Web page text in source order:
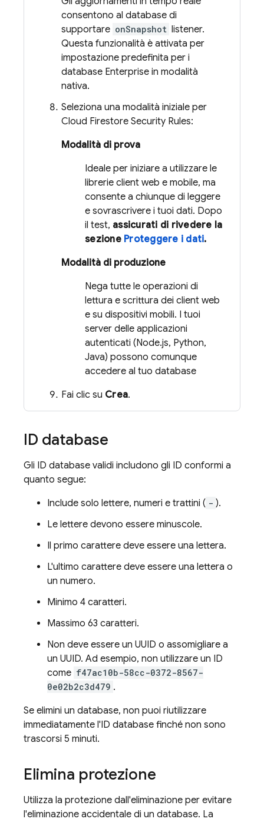
consentono al database di
supportare onSnapshot listener.
Questa funzionalità è attivata per
impostazione predefinita per i
database Enterprise in modalità
nativa.
Seleziona una modalità iniziale per
Cloud Firestore Security Rules:
Modalità di prova
Ideale per iniziare a utilizzare le
librerie client web e mobile, ma
consente a chiunque di leggere
e sovrascrivere i tuoi dati. Dopo
il test, assicurati di rivedere la
sezione Proteggere i dati.
Modalità di produzione
Nega tutte le operazioni di
lettura e scrittura dei client web
e su dispositivi mobili. I tuoi
server delle applicazioni
autenticati (Node.js, Python,
Java) possono comunque
accedere al tuo database
Fai clic su Crea.
ID database
Gli ID database validi includono gli ID conformi a
quanto segue:
Include solo lettere, numeri e trattini ( - ).
Le lettere devono essere minuscole.
Il primo carattere deve essere una lettera.
L'ultimo carattere deve essere una lettera o
un numero.
Minimo 4 caratteri.
Massimo 63 caratteri.
Non deve essere un UUID o assomigliare a
un UUID. Ad esempio, non utilizzare un ID
come f47ac10b-58cc-0372-8567-
0e02b2c3d479 .
Se elimini un database, non puoi riutilizzare
immediatamente l'ID database finché non sono
trascorsi 5 minuti.
Elimina protezione
Utilizza la protezione dall'eliminazione per evitare
l'eliminazione accidentale di un database. La